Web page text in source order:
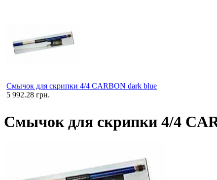
Смычок для скрипки 4/4 CARBON dark blue
5 992.28 грн.
Смычок для скрипки 4/4